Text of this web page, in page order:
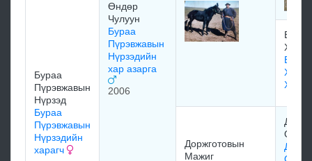
Бураа
Пүрэвжавын
Нүрзэд
Бураа
Пүрэвжавын
Нүрзэдийн
харагч
Өндөр
Чулуун
Бураа
Пүрэвжавын
Нүрзэдийн
хар азарга
2006
Доржготовын
Мажиг